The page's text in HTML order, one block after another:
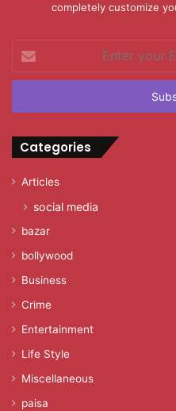
completely customize
your
Email
Categories
Articles
social media
bazar
bollywood
Business
Crime
Entertainment
Life Style
Miscellaneous
paisa